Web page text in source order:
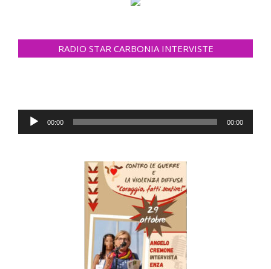
RADIO STAR CARBONIA INTERVISTE
Audio
Player
00:00 00:00